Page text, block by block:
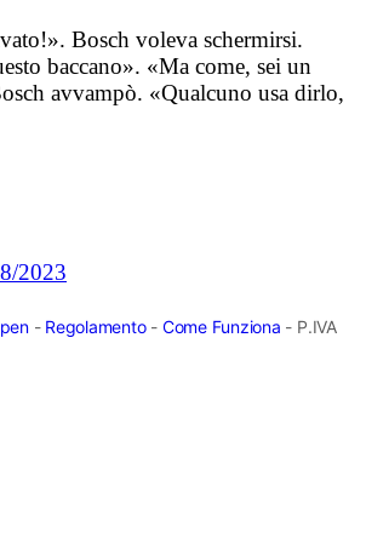
Bosch voleva schermirsi.
baccano». «Ma come, sei un
avvampò. «Qualcuno usa dirlo,
2023
- Regolamento- Come Funziona - P.IVA